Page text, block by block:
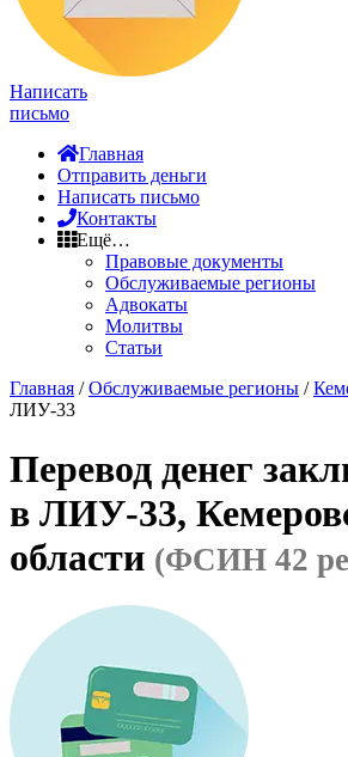
Написать
письмо
Главная
Отправить деньги
Написать письмо
Контакты
Ещё…
Правовые документы
Обслуживаемые регионы
Адвокаты
Молитвы
Статьи
Главная /Обслуживаемые регионы /
ЛИУ-33
Перевод денег
в ЛИУ-33,
области (ФСИН 42